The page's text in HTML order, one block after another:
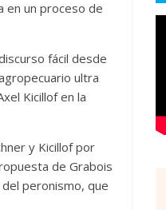
en un proceso de
fácil desde
ultra
Kicillof en la
y Kicillof por
de Grabois
peronismo, que